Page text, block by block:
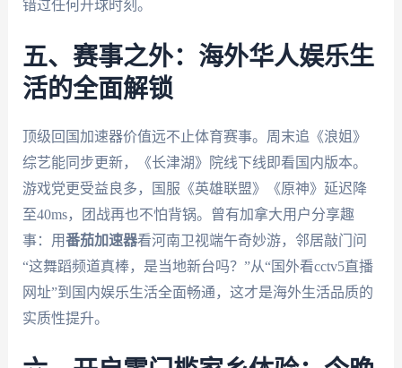
错过任何开球时刻。
五、赛事之外：海外华人娱乐生
活的全面解锁
顶级回国加速器价值远不止体育赛事。周末追《浪姐》
综艺能同步更新，《长津湖》院线下线即看国内版本。
游戏党更受益良多，国服《英雄联盟》《原神》延迟降
至40ms，团战再也不怕背锅。曾有加拿大用户分享趣
事：用番茄加速器看河南卫视端午奇妙游，邻居敲门问
“这舞蹈频道真棒，是当地新台吗？”从“国外看cctv5直播
网址”到国内娱乐生活全面畅通，这才是海外生活品质的
实质性提升。